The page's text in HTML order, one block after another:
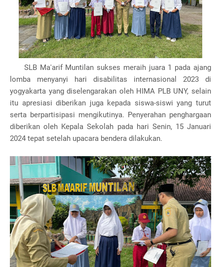
SLB Ma'arif Muntilan sukses meraih juara 1 pada ajang
lomba menyanyi hari disabilitas internasional 2023 di
yogyakarta yang diselengarakan oleh HIMA PLB UNY, selain
itu apresiasi diberikan juga kepada siswa-siswi yang turut
serta berpartisipasi mengikutinya. Penyerahan penghargaan
diberikan oleh Kepala Sekolah pada hari Senin, 15 Januari
2024 tepat setelah upacara bendera dilakukan.